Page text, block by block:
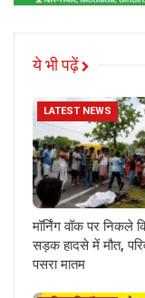
ये भी पढ़ें
LATEST NEWS
मॉर्निंग वॉक पर निकले
सड़क हादसे में मौत,
पसरा मातम